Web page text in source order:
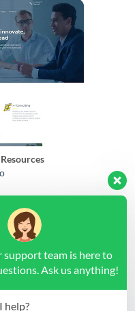
support team is here to
Ask us anything!
help?